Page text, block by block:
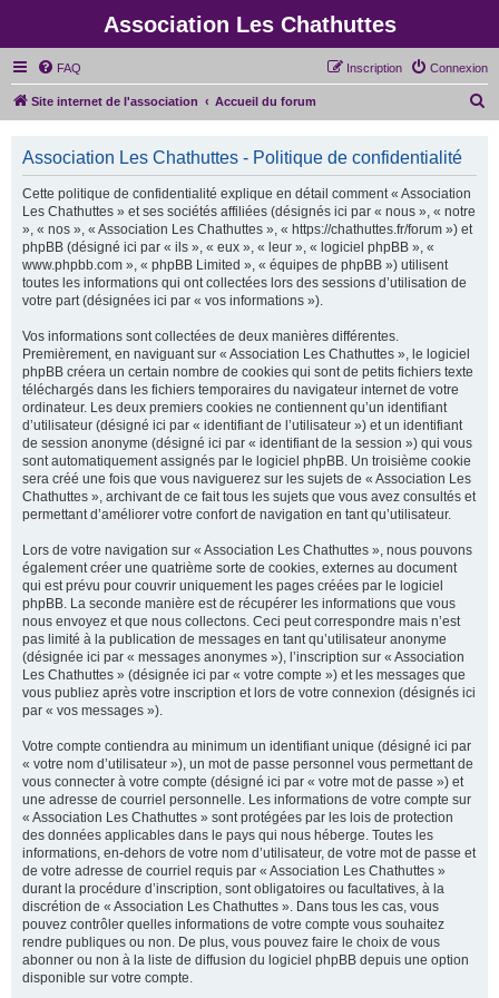
Association Les Chathuttes
FAQ Connexion
Inscription
Site internet de l'association Accueil du forum
Association Les Chathuttes - Politique de confidentialité
Cette politique de confidentialité explique en détail comment « Association
Les Chathuttes » et ses sociétés affiliées (désignés ici par « nous », « notre
», « nos », « Association Les Chathuttes », « https://chathuttes.fr/forum ») et
phpBB (désigné ici par « ils », « eux », « leur », « logiciel phpBB », «
www.phpbb.com », « phpBB Limited », « équipes de phpBB ») utilisent
toutes les informations qui ont collectées lors des sessions d’utilisation de
votre part (désignées ici par « vos informations »).
Vos informations sont collectées de deux manières différentes.
Premièrement, en naviguant sur « Association Les Chathuttes », le logiciel
phpBB créera un certain nombre de cookies qui sont de petits fichiers texte
téléchargés dans les fichiers temporaires du navigateur internet de votre
ordinateur. Les deux premiers cookies ne contiennent qu’un identifiant
d’utilisateur (désigné ici par « identifiant de l’utilisateur ») et un identifiant
de session anonyme (désigné ici par « identifiant de la session ») qui vous
sont automatiquement assignés par le logiciel phpBB. Un troisième cookie
sera créé une fois que vous naviguerez sur les sujets de « Association Les
Chathuttes », archivant de ce fait tous les sujets que vous avez consultés et
permettant d’améliorer votre confort de navigation en tant qu’utilisateur.
Lors de votre navigation sur « Association Les Chathuttes », nous pouvons
également créer une quatrième sorte de cookies, externes au document
qui est prévu pour couvrir uniquement les pages créées par le logiciel
phpBB. La seconde manière est de récupérer les informations que vous
nous envoyez et que nous collectons. Ceci peut correspondre mais n’est
pas limité à la publication de messages en tant qu’utilisateur anonyme
(désignée ici par « messages anonymes »), l’inscription sur « Association
Les Chathuttes » (désignée ici par « votre compte ») et les messages que
vous publiez après votre inscription et lors de votre connexion (désignés ici
par « vos messages »).
Votre compte contiendra au minimum un identifiant unique (désigné ici par
« votre nom d’utilisateur »), un mot de passe personnel vous permettant de
vous connecter à votre compte (désigné ici par « votre mot de passe ») et
une adresse de courriel personnelle. Les informations de votre compte sur
« Association Les Chathuttes » sont protégées par les lois de protection
des données applicables dans le pays qui nous héberge. Toutes les
informations, en-dehors de votre nom d’utilisateur, de votre mot de passe et
de votre adresse de courriel requis par « Association Les Chathuttes »
durant la procédure d’inscription, sont obligatoires ou facultatives, à la
discrétion de « Association Les Chathuttes ». Dans tous les cas, vous
pouvez contrôler quelles informations de votre compte vous souhaitez
rendre publiques ou non. De plus, vous pouvez faire le choix de vous
abonner ou non à la liste de diffusion du logiciel phpBB depuis une option
disponible sur votre compte.